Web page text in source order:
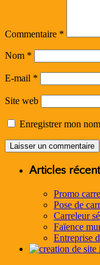
Commentaire *
Nom *
E-mail *
Site web
Enregistrer mon
Articles
Promo
Pose de
Carreleur
Faïence
Entreprise